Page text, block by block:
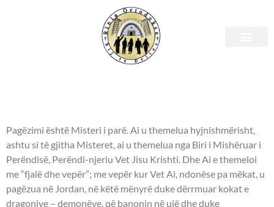
Pagëzimi i Shenjtë
Pagëzimi është Misteri i parë. Ai u themelua hyjnishmërisht,
ashtu si të gjitha Misteret, ai u themelua nga Biri i Mishëruar i
Perëndisë, Perëndi-njeriu Vet Jisu Krishti. Dhe Ai e themeloi
me “fjalë dhe vepër”; me vepër kur Vet Ai, ndonëse pa mëkat, u
pagëzua në Jordan, në këtë mënyrë duke dërrmuar kokat e
dragonjve – demonëve, që banonin në ujë dhe duke